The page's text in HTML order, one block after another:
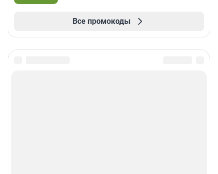
Все промокоды